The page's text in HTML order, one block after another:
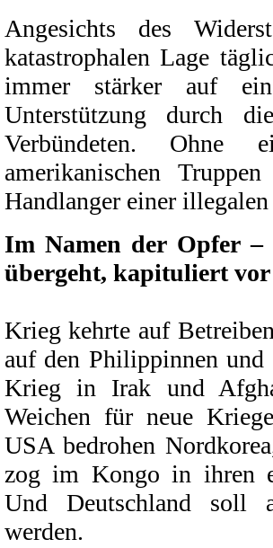
Angesichts des
katastrophalen Lage
immer stärker auf
Unterstützung durch
Verbündeten. Ohne
amerikanischen
Handlanger einer
Im Namen der Opfer
übergeht, kapituliert
Krieg kehrte auf
auf den Philippinnen
Krieg in Irak und
Weichen für neue
USA bedrohen
zog im Kongo in ihren
Und Deutschland soll
werden.